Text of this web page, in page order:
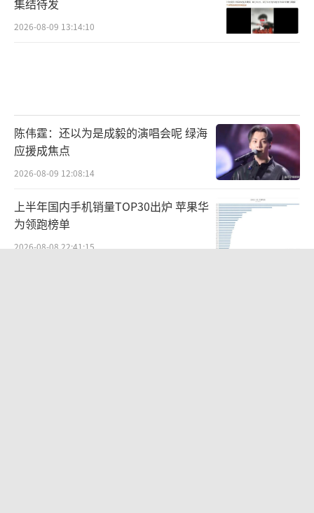
集结待发
2026-08-09 13:14:10
陈伟霆：还以为是成毅的演唱会呢 绿海
应援成焦点
2026-08-09 12:08:14
上半年国内手机销量TOP30出炉 苹果华
为领跑榜单
2026-08-08 22:41:15